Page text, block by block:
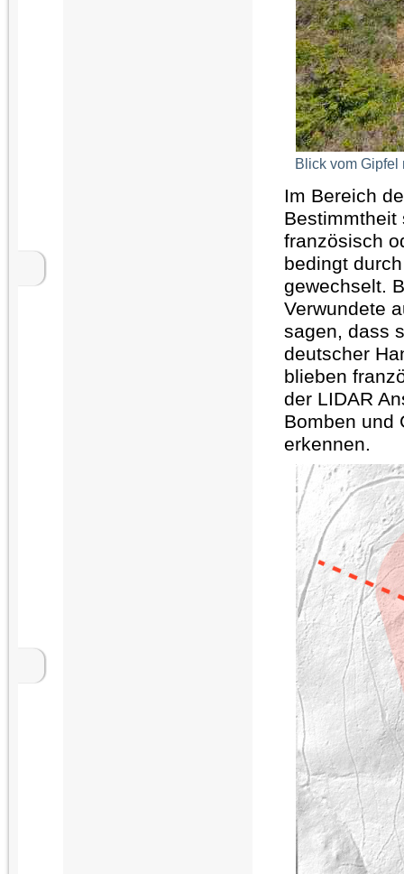
Blick vom
Im Bereich
Bestimmtheit
französisch
bedingt
gewechselt.
Verwundete
sagen, dass
deutscher
blieben
der LIDAR
Bomben und
erkennen.